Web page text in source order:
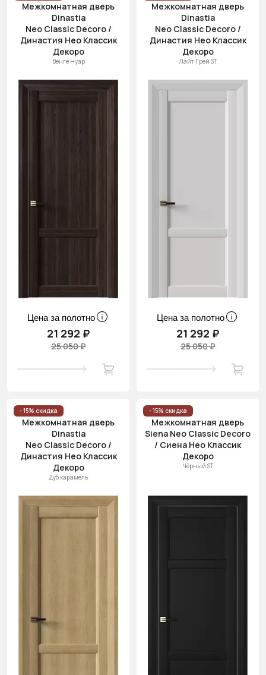
Межкомнатная дверь
Dinastia
Neo Classic Decoro /
Династия Нео Классик
Декоро
Венге Нуар
Цена за полотно
21 292 ₽
25 050 ₽
Межкомнатная дверь
Dinastia
Neo Classic Decoro /
Династия Нео Классик
Декоро
Лайт Грей ST
Цена за полотно
21 292 ₽
25 050 ₽
- 15% скидка
Межкомнатная дверь
Dinastia
Neo Classic Decoro /
Династия Нео Классик
Декоро
Дуб карамель
- 15% скидка
Межкомнатная дверь
Siena Neo Classic Decoro
/ Сиена Нео Классик
Декоро
Чёрный ST